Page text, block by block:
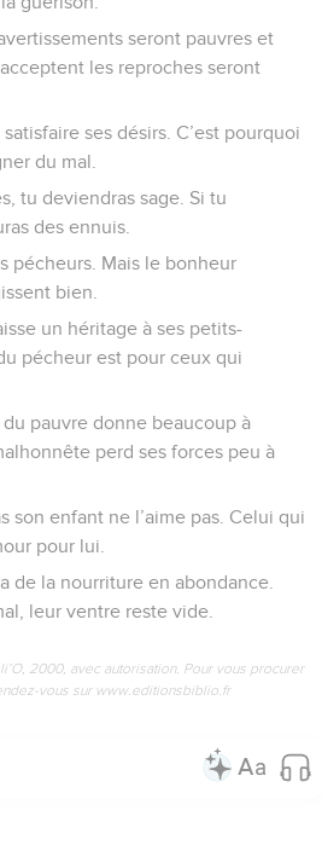
seront pauvres et
les reproches seront
ses désirs. C’est pourquoi
du mal.
tu deviendras sage. Si tu
des ennuis.
pécheurs. Mais le bonheur
bien.
un héritage à ses petits-
pécheur est pour ceux qui
pauvre donne beaucoup à
perd ses forces peu à
son enfant ne l’aime pas. Celui qui
pour lui.
de la nourriture en abondance.
leur ventre reste vide.
2000, avec autorisation. Pour vous procurer
vous sur www.editionsbiblio.fr